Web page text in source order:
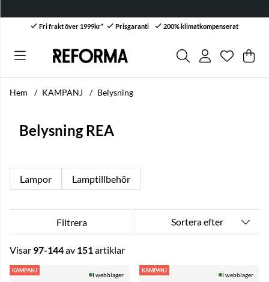
Fri frakt över 1999kr* Prisgaranti 200% klimatkompenserat
Antal i
. .
Hem KAMPANJ Belysning
Belysning REA
Lampor Lamptillbehör
Filtrera Sortera efter
Visar 97-144av 151artiklar
Produkter
KAMPANJ
I webblager
KAMPANJ
I webblager